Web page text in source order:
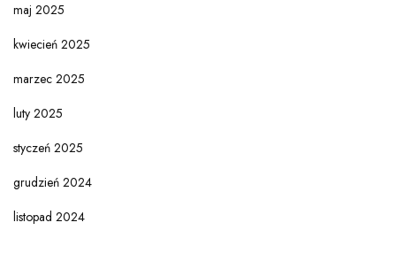
maj 2025
kwiecień 2025
marzec 2025
luty 2025
styczeń 2025
grudzień 2024
listopad 2024